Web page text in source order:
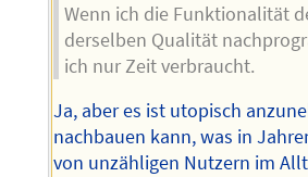
Wenn ich die Funktionalität
derselben Qualität
ich nur Zeit verbraucht.
Ja, aber es ist utopisch
nachbauen kann, was in
von unzähligen Nutzern im